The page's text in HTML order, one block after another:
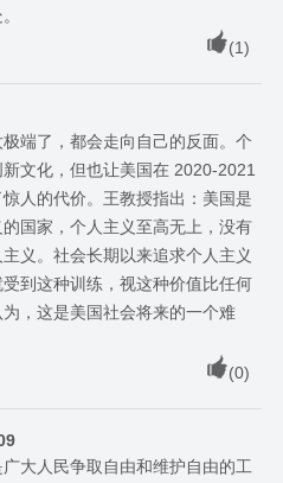
(1)
端了，都会走向自己的反面。个
文化，但也让美国在 2020-2021
人的代价。王教授指出：美国是
国家，个人主义至高无上，没有
义。社会长期以来追求个人主义
到这种训练，视这种价值比任何
，这是美国社会将来的一个难
(0)
大人民争取自由和维护自由的工